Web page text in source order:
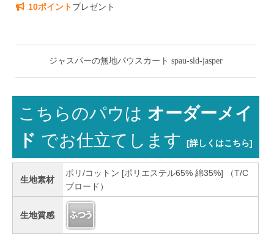
10ポイントプレゼント
ジャスパーの無地パウスカート spau-sld-jasper
こちらのパウは オーダーメイ
ド でお仕立てします[詳しくはこちら]
生地素材
ポリ/コットン [ポリエステル65% 綿35%] （T/C
ブロード）
生地質感